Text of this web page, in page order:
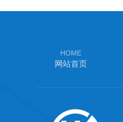
HOME
网站首页